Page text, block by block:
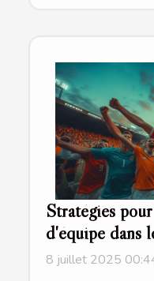
Stratégies
d'équipe dans
8 juillet 2025